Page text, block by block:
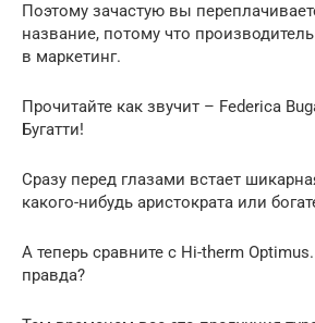
Поэтому зачастую вы
название, потому что
в маркетинг.
Прочитайте как звучит – Federica
Бугатти!
Сразу перед глазами встает
какого-нибудь аристократа или
А теперь сравните с Hi-therm
правда?